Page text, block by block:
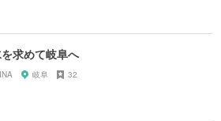
求めて岐阜へ
岐阜 32